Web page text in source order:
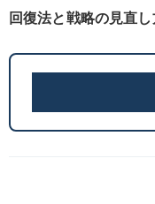
回復法と戦略の見直し